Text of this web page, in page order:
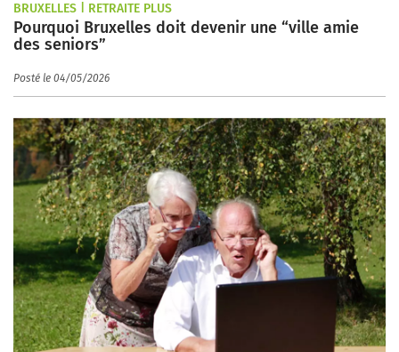
BRUXELLES | RETRAITE PLUS
Pourquoi Bruxelles doit devenir une “ville amie
des seniors”
Posté le 04/05/2026